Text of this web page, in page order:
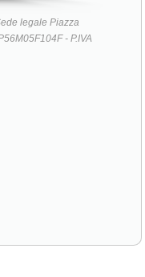
legale Piazza
- P.IVA